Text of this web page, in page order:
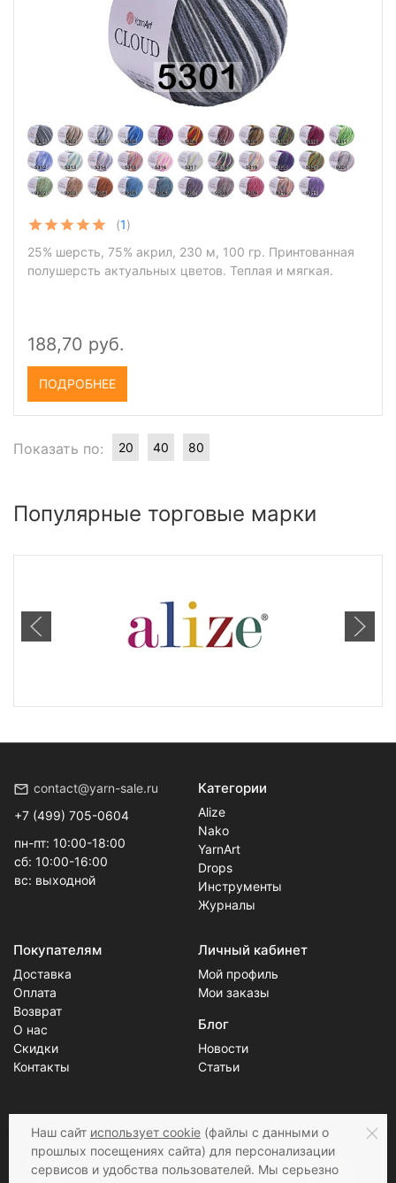
(1)
25% шерсть, 75% акрил, 230 м, 100 гр. Принтованная
полушерсть актуальных цветов. Теплая и мягкая.
188,70 руб.
ПОДРОБНЕЕ
Показать по: 20 40 80
Популярные торговые марки
contact@yarn-sale.ru
+7 (499) 705-0604
пн-пт: 10:00-18:00
сб: 10:00-16:00
вс: выходной
Категории
Alize
Nako
YarnArt
Drops
Инструменты
Журналы
Покупателям
Доставка
Оплата
Возврат
О нас
Скидки
Контакты
Личный кабинет
Мой профиль
Мои заказы
Блог
Новости
Статьи
Соцсети Принимаем к оплате
Наш сайт использует cookie (файлы с данными о
прошлых посещениях сайта) для персонализации
сервисов и удобства пользователей. Мы серьезно